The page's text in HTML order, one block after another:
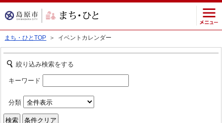
まち・ひとTOP ＞ イベントカレンダー
絞り込み検索をする
キーワード
分類